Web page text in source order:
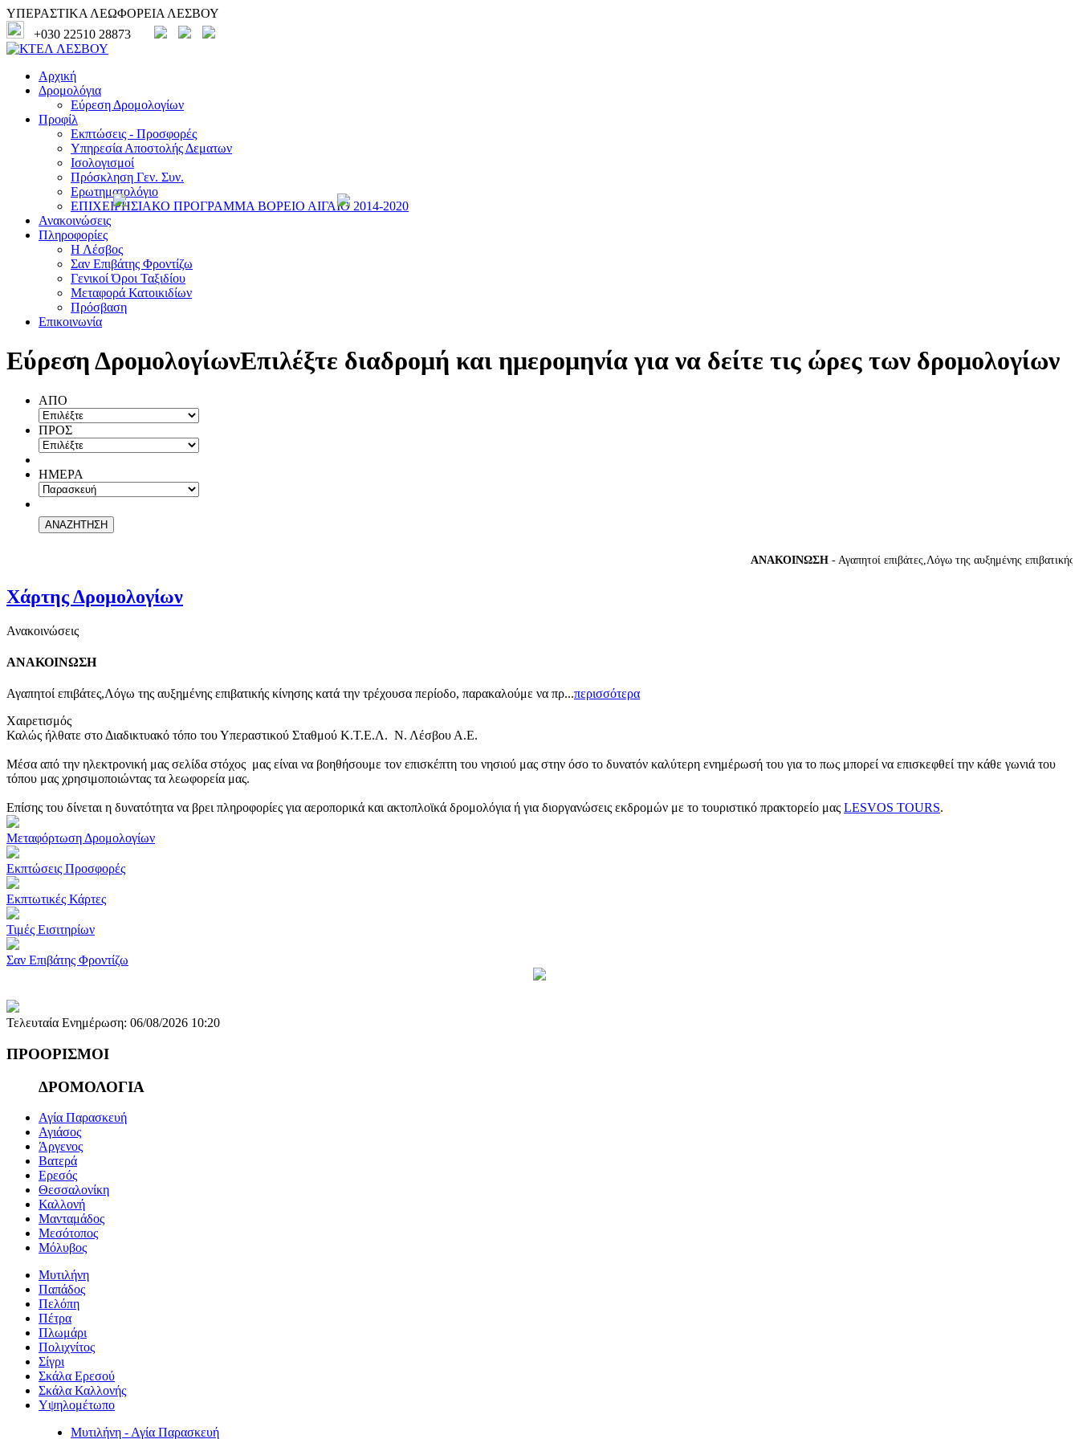
ΥΠΕΡΑΣΤΙΚΑ ΛΕΩΦΟΡΕΙΑ ΛΕΣΒΟΥ
+030 22510 28873
Αρχική
Δρομολόγια
Εύρεση Δρομολογίων
Προφίλ
Εκπτώσεις - Προσφορές
Υπηρεσία Αποστολής Δεματων
Ισολογισμοί
Πρόσκληση Γεν. Συν.
Ερωτηματολόγιο
ΕΠΙΧΕΙΡΗΣΙΑΚΟ ΠΡΟΓΡΑΜΜΑ ΒΟΡΕΙΟ ΑΙΓΑΙΟ 2014-2020
Ανακοινώσεις
Πληροφορίες
Η Λέσβος
Σαν Επιβάτης Φροντίζω
Γενικοί Όροι Ταξιδίου
Μεταφορά Κατοικιδίων
Πρόσβαση
Επικοινωνία
Εύρεση ΔρομολογίωνΕπιλέξτε διαδρομή και ημερομηνία για να δείτε τις ώρες των δρομολογίων
ΑΠΟ
ΠΡΟΣ
ΗΜΕΡΑ
ΑΝΑΚΟΙΝΩΣΗ- Αγαπητοί επιβάτες,Λόγω της αυξημένης επιβατικής
Χάρτης Δρομολογίων
Ανακοινώσεις
ΑΝΑΚΟΙΝΩΣΗ
Αγαπητοί επιβάτες,Λόγω της αυξημένης επιβατικής κίνησης κατά την τρέχουσα περίοδο, παρακαλούμε να πρ...περισσότερα
Χαιρετισμός
Καλώς ήλθατε στο Διαδικτυακό τόπο του Υπεραστικού Σταθμού Κ.Τ.Ε.Λ. Ν. Λέσβου Α.Ε.
Μέσα από την ηλεκτρονική μας σελίδα στόχος μας είναι να βοηθήσουμε τον επισκέπτη του νησιού μας στην όσο το δυνατόν καλύτερη ενημέρωσή του για το πως μπορεί να επισκεφθεί την κάθε γωνιά του
τόπου μας χρησιμοποιώντας τα λεωφορεία μας.
Επίσης του δίνεται η δυνατότητα να βρει πληροφορίες για αεροπορικά και ακτοπλοϊκά δρομολόγια ή για διοργανώσεις εκδρομών με το τουριστικό πρακτορείο μας LESVOS TOURS.
Μεταφόρτωση Δρομολογίων
Εκπτώσεις Προσφορές
Εκπτωτικές Κάρτες
Τιμές Εισιτηρίων
Σαν Επιβάτης Φροντίζω
Τελευταία Ενημέρωση: 06/08/2026 10:20
ΠΡΟΟΡΙΣΜΟΙ
ΔΡΟΜΟΛΟΓΙΑ
Αγία Παρασκευή
Αγιάσος
Άργενος
Βατερά
Ερεσός
Θεσσαλονίκη
Καλλονή
Μανταμάδος
Μεσότοπος
Μόλυβος
Μυτιλήνη
Παπάδος
Πελόπη
Πέτρα
Πλωμάρι
Πολιχνίτος
Σίγρι
Σκάλα Ερεσού
Σκάλα Καλλονής
Υψηλομέτωπο
Μυτιλήνη - Αγία Παρασκευή